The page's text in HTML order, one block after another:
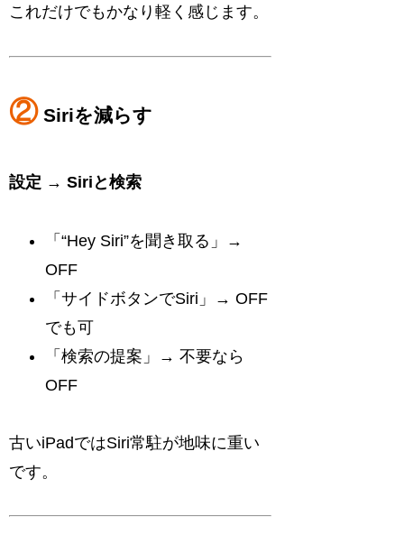
これだけでもかなり軽く感じます。
②Siriを減らす
設定 → Siriと検索
「“Hey Siri”を聞き取る」→
OFF
「サイドボタンでSiri」→ OFF
でも可
「検索の提案」→ 不要なら
OFF
古いiPadではSiri常駐が地味に重い
です。